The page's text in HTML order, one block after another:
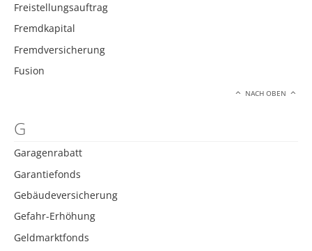
Freistellungsauftrag
Fremdkapital
Fremdversicherung
Fusion
NACH OBEN
G
Garagenrabatt
Garantiefonds
Gebäudeversicherung
Gefahr-Erhöhung
Geldmarktfonds